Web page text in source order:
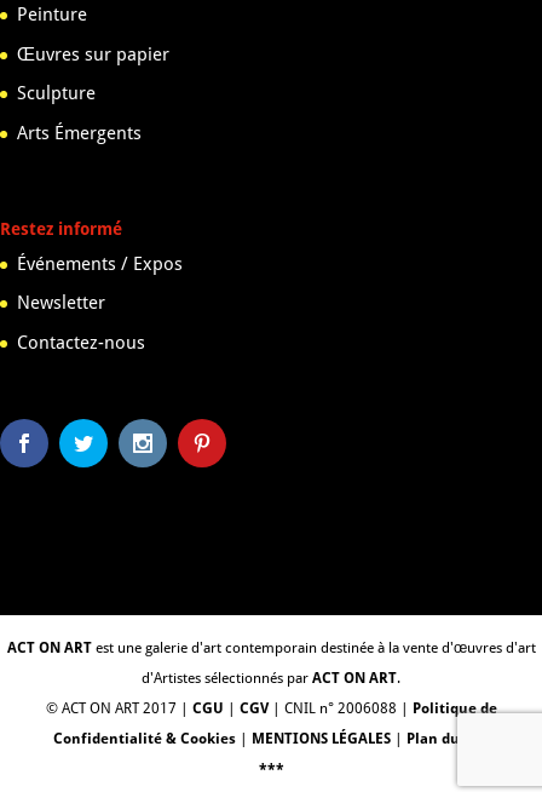
Peinture
Œuvres sur papier
Sculpture
Arts Émergents
Restez informé
Événements / Expos
Newsletter
Contactez-nous
ACT ON ARTest une galerie d'art contemporain destinée à la vente d'œuvres d'art
d'Artistes sélectionnés par ACT ON ART.
© ACT ON ART 2017 | CGU CGV| CNIL n° 2006088 |
Politique de
Confidentialité & Cookies| MENTIONS LÉGALES|
Plan du Site
***